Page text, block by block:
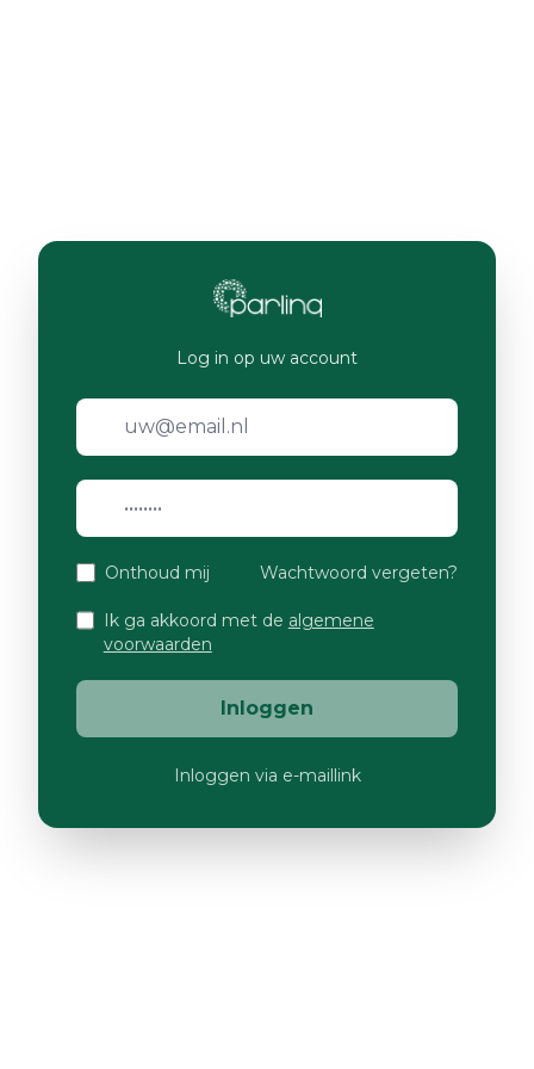
Log in op uw account
Onthoud mij Wachtwoord vergeten?
Ik ga akkoord met de algemene
voorwaarden
Inloggen
Inloggen via e-maillink